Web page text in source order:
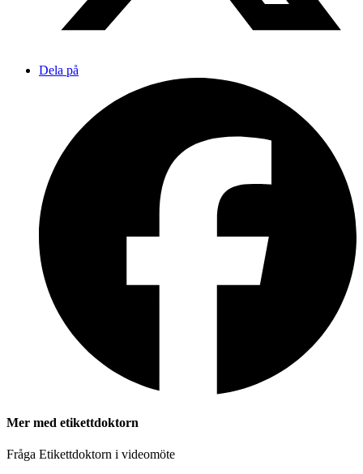
Dela på
Mer med etikettdoktorn
Fråga Etikettdoktorn i videomöte